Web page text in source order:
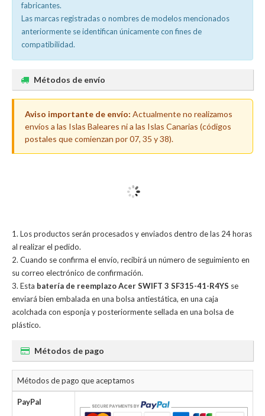
fabricantes.
Las marcas registradas o nombres de modelos mencionados
anteriormente se identifican únicamente con fines de
compatibilidad.
Métodos de envío
Aviso importante de envío: Actualmente no realizamos
envíos a las Islas Baleares ni a las Islas Canarias (códigos
postales que comienzan por 07, 35 y 38).
Los productos serán procesados y enviados dentro de las 24 horas
al realizar el pedido.
Cuando se confirma el envío, recibirá un número de seguimiento en
su correo electrónico de confirmación.
Esta batería de reemplazo Acer SWIFT 3 SF315-41-R4YS se
enviará bien embalada en una bolsa antiestática, en una caja
acolchada con esponja y posteriormente sellada en una bolsa de
plástico.
Métodos de pago
Métodos de pago que aceptamos
PayPal